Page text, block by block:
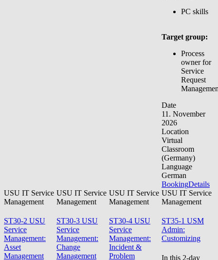
PC skills
Target group:
Process
owner for
Service
Request
Date
11. November
2026
Location
Virtual
Classroom
(Germany)
Language
German
BookingDetails
USU IT Service
Management
ST30-2 USU
Service
Management:
Asset
Management
USU IT Service
Management
ST30-3 USU
Service
Management:
Change
Management
USU IT Service
Management
ST30-4 USU
Service
Management:
Incident &
Problem
USU IT Service
Management
ST35-1 USM
Admin:
Customizing
In this 2-day